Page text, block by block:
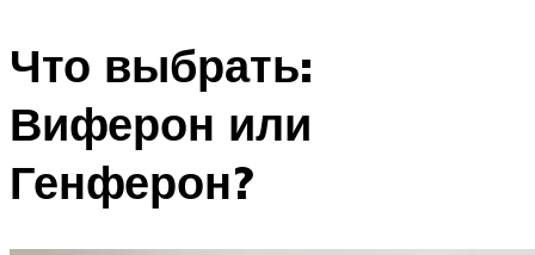
Что выбрать:
Виферон или
Генферон?